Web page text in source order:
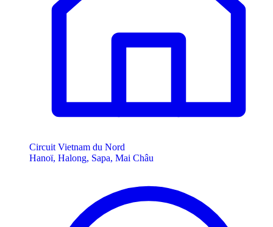
Circuit Vietnam du Nord
Hanoï, Halong, Sapa, Mai Châu